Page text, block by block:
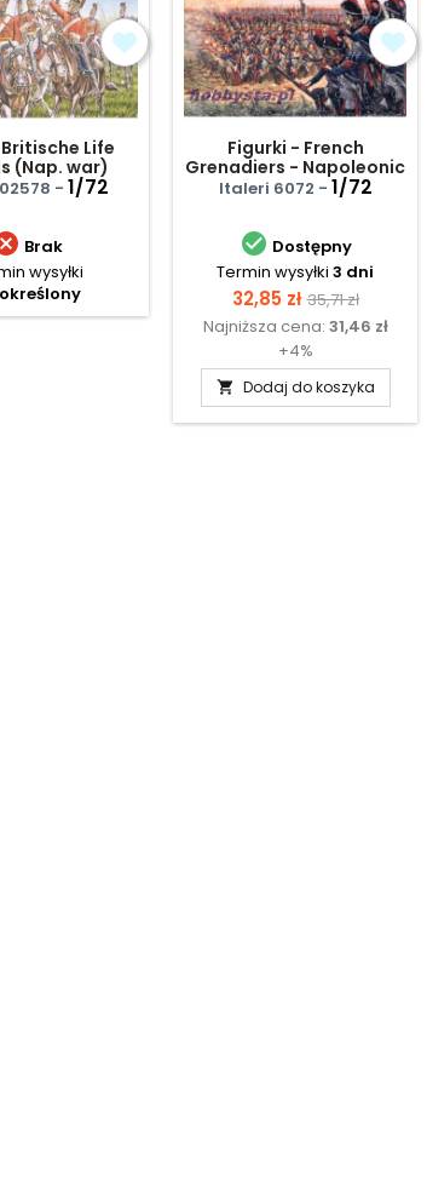
Life
(Nap. war)
- 1/72
Brak
wysyłki
Figurki - French
Grenadiers - Napoleonic
Wars
Italeri 6072 - 1/72
 Dostępny
Termin wysyłki 3 dni
Cena
32,85 zł Cena
podstawowa
35,71 zł
Najniższa cena: 31,46 zł
+4%
 Dodaj do koszyka